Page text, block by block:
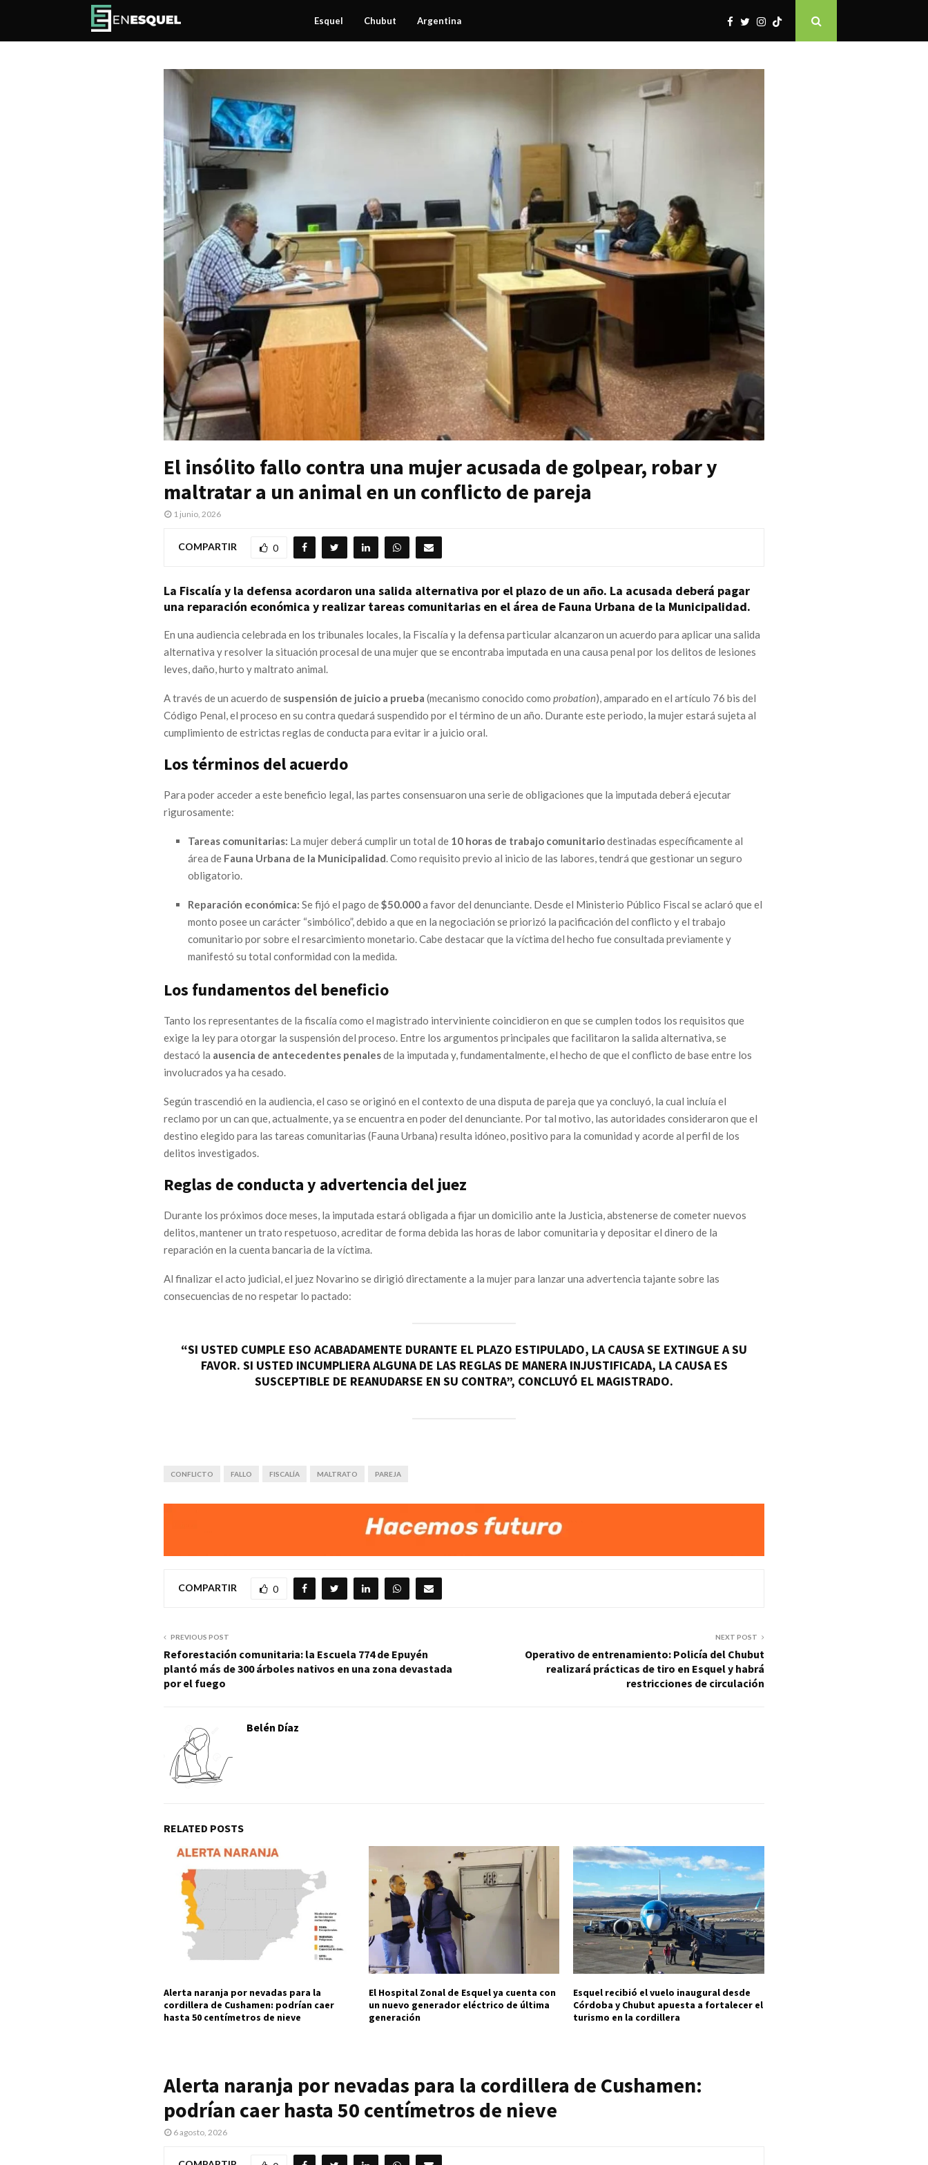
Esquel Chubut Argentina
El insólito fallo contra una mujer acusada de golpear, robar y
maltratar a un animal en un conflicto de pareja
1 junio, 2026
COMPARTIR 0
La Fiscalía y la defensa acordaron una salida alternativa por el plazo de un año. La acusada deberá pagar
una reparación económica y realizar tareas comunitarias en el área de Fauna Urbana de la Municipalidad.
En una audiencia celebrada en los tribunales locales, la Fiscalía y la defensa particular alcanzaron un acuerdo para aplicar una salida
alternativa y resolver la situación procesal de una mujer que se encontraba imputada en una causa penal por los delitos de lesiones
leves, daño, hurto y maltrato animal.
A través de un acuerdo de suspensión de juicio a prueba (mecanismo conocido como probation), amparado en el artículo 76 bis del
Código Penal, el proceso en su contra quedará suspendido por el término de un año. Durante este periodo, la mujer estará sujeta al
cumplimiento de estrictas reglas de conducta para evitar ir a juicio oral.
Los términos del acuerdo
Para poder acceder a este beneficio legal, las partes consensuaron una serie de obligaciones que la imputada deberá ejecutar
rigurosamente:
Tareas comunitarias: La mujer deberá cumplir un total de 10 horas de trabajo comunitariodestinadas específicamente al
área de Fauna Urbana de la Municipalidad. Como requisito previo al inicio de las labores, tendrá que gestionar un seguro
obligatorio.
Reparación económica: Se fijó el pago de$50.000a favor del denunciante. Desde el Ministerio Público Fiscal se aclaró que el
monto posee un carácter “simbólico”, debido a que en la negociación se priorizó la pacificación del conflicto y el trabajo
comunitario por sobre el resarcimiento monetario. Cabe destacar que la víctima del hecho fue consultada previamente y
manifestó su total conformidad con la medida.
Los fundamentos del beneficio
Tanto los representantes de la fiscalía como el magistrado interviniente coincidieron en que se cumplen todos los requisitos que
exige la ley para otorgar la suspensión del proceso. Entre los argumentos principales que facilitaron la salida alternativa, se
destacó la ausencia de antecedentes penalesde la imputada y, fundamentalmente, el hecho de que el conflicto de base entre los
involucrados ya ha cesado.
Según trascendió en la audiencia, el caso se originó en el contexto de una disputa de pareja que ya concluyó, la cual incluía el
reclamo por un can que, actualmente, ya se encuentra en poder del denunciante. Por tal motivo, las autoridades consideraron que el
destino elegido para las tareas comunitarias (Fauna Urbana) resulta idóneo, positivo para la comunidad y acorde al perfil de los
delitos investigados.
Reglas de conducta y advertencia del juez
Durante los próximos doce meses, la imputada estará obligada a fijar un domicilio ante la Justicia, abstenerse de cometer nuevos
delitos, mantener un trato respetuoso, acreditar de forma debida las horas de labor comunitaria y depositar el dinero de la
reparación en la cuenta bancaria de la víctima.
Al finalizar el acto judicial, el juez Novarino se dirigió directamente a la mujer para lanzar una advertencia tajante sobre las
consecuencias de no respetar lo pactado:
“SI USTED CUMPLE ESO ACABADAMENTE DURANTE EL PLAZO ESTIPULADO, LA CAUSA SE EXTINGUE A SU
FAVOR. SI USTED INCUMPLIERA ALGUNA DE LAS REGLAS DE MANERA INJUSTIFICADA, LA CAUSA ES
SUSCEPTIBLE DE REANUDARSE EN SU CONTRA”, CONCLUYÓ EL MAGISTRADO.
CONFLICTO FALLO FISCALÍA MALTRATO PAREJA
COMPARTIR 0
PREVIOUS POST
Reforestación comunitaria: la Escuela 774 de Epuyén
plantó más de 300 árboles nativos en una zona devastada
por el fuego
NEXT POST
Operativo de entrenamiento: Policía del Chubut
realizará prácticas de tiro en Esquel y habrá
restricciones de circulación
Belén Díaz
RELATED POSTS
Alerta naranja por nevadas para la
cordillera de Cushamen: podrían caer
hasta 50 centímetros de nieve
El Hospital Zonal de Esquel ya cuenta con
un nuevo generador eléctrico de última
generación
Esquel recibió el vuelo inaugural desde
Córdoba y Chubut apuesta a fortalecer el
turismo en la cordillera
Alerta naranja por nevadas para la cordillera de Cushamen:
podrían caer hasta 50 centímetros de nieve
6 agosto, 2026